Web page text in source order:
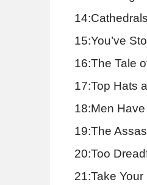
15:You’ve
16:The Tale
17:Top Hats
18:Men
19:The
20:Too
21:Take